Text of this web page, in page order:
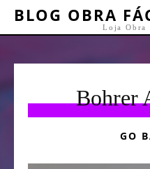
BLOG OBRA
Loja Obra
Bohrer
GO